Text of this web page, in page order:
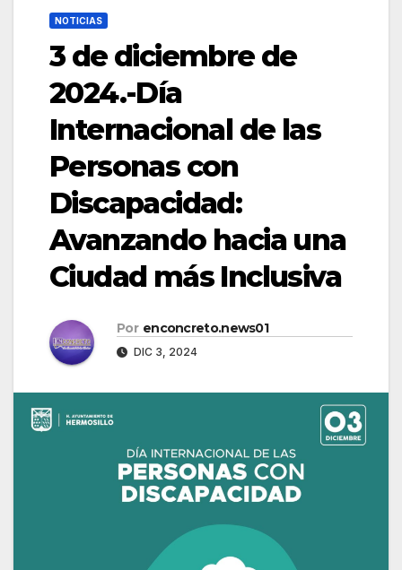
NOTICIAS
3 de diciembre de
2024.-Día
Internacional de las
Personas con
Discapacidad:
Avanzando hacia una
Ciudad más Inclusiva
Por enconcreto.news01
DIC 3, 2024